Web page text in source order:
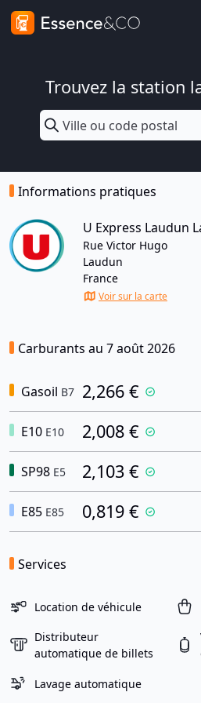
Trouvez la station
Informations pratiques
U Express Laudun
Rue Victor Hugo
Laudun
France
Voir sur la carte
Carburants au 7 août 2026
Gasoil B7 2,266 €
E10 E10 2,008 €
SP98 E5 2,103 €
E85 E85 0,819 €
Services
Location de véhicule
Distributeur
automatique de billets
Lavage automatique